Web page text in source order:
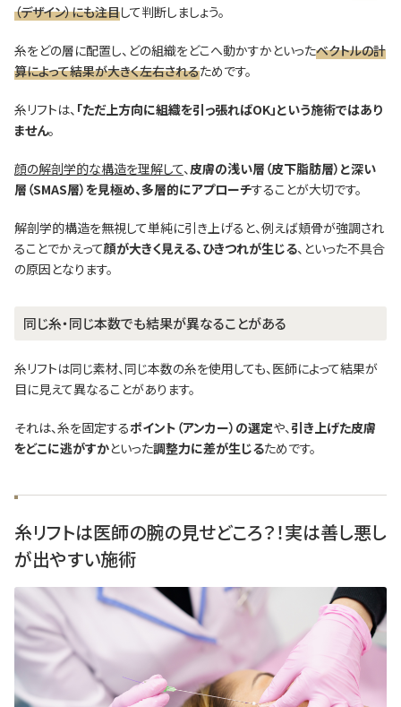
（デザイン）にも注目して判断しましょう。
糸をどの層に配置し、どの組織をどこへ動かすかといったベクトルの計
算によって結果が大きく左右されるためです。
糸リフトは、 「ただ上方向に組織を引っ張ればOK」という施術ではあり
ません。
顔の解剖学的な構造を理解して、皮膚の浅い層（皮下脂肪層）と深い
層（SMAS層）を見極め、多層的にアプローチすることが大切です。
解剖学的構造を無視して単純に引き上げると、例えば頬骨が強調され
ることでかえって顔が大きく見える、ひきつれが生じる、といった不具合
の原因となります。
同じ糸・同じ本数でも結果が異なることがある
糸リフトは同じ素材、同じ本数の糸を使用しても、医師によって結果が
目に見えて異なることがあります。
それは、糸を固定するポイント（アンカー）の選定や、引き上げた皮膚
をどこに逃がすかといった調整力に差が生じるためです。
糸リフトは医師の腕の見せどころ？！実は善し悪し
が出やすい施術